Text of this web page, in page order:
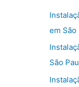
em São
São